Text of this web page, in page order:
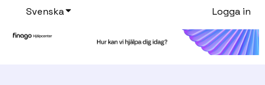
SvenskaVisa undermenyer för översättningarLogga in